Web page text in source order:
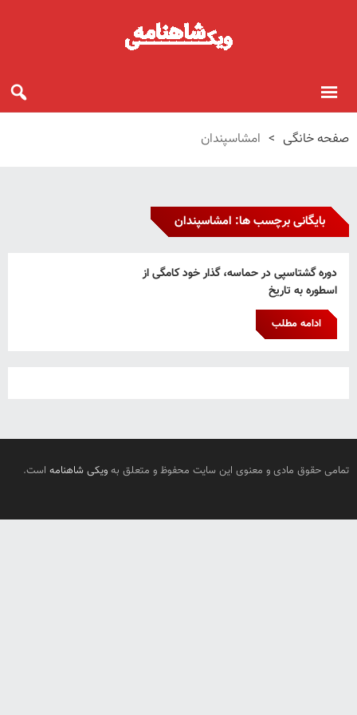
صفحه خانگی > امشاسپندان
بایگانی برچسب ها: امشاسپندان
دوره گشتاسپی در حماسه، گذار خود کامگی از
اسطوره به تاریخ
ادامه مطلب
تمامی حقوق مادی و معنوی این سایت محفوظ و متعلق به ویکی شاهنامه است.